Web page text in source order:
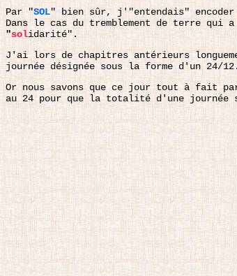
Par "SOL" bien sûr, j'"entendais"
Dans le cas du tremblement de terre
"solidarité".
J'ai lors de chapitres antérieurs
journée désignée sous la forme d'un 24/12.
Or nous savons que ce jour tout à fait
au 24 pour que la totalité d'une journée